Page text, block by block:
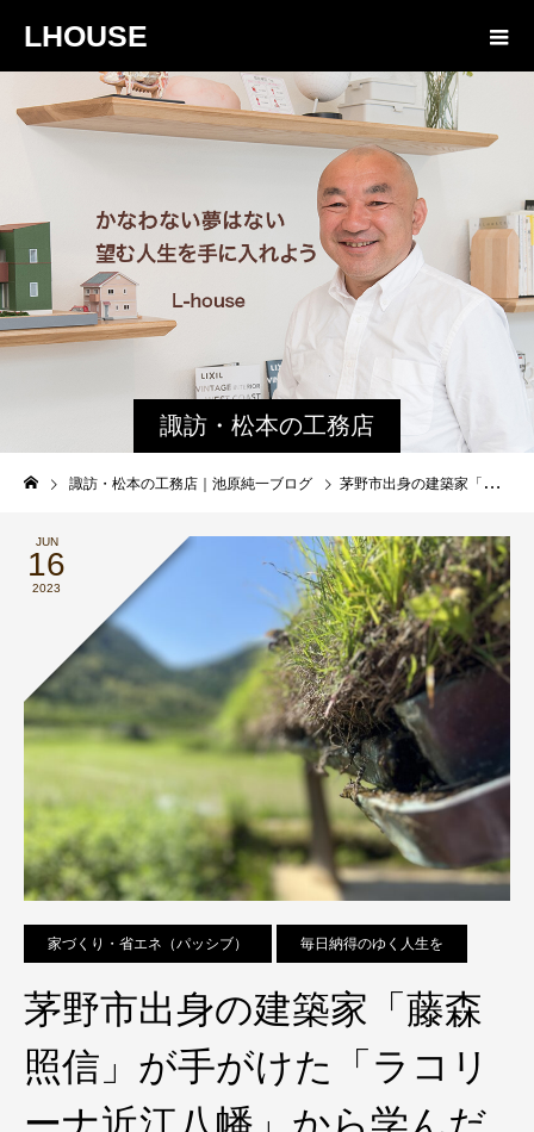
LHOUSE
諏訪・松本の工務店
の社長ブログ｜家族
物語８４３
諏訪・松本の工務店｜池原純一ブログ 茅野市出身の建築家「藤森照信」が手がけた「ラコリーナ近江八幡」から学んだこと
JUN
16
2023
家づくり・省エネ（パッシブ） 毎日納得のゆく人生を
茅野市出身の建築家「藤森
照信」が手がけた「ラコリ